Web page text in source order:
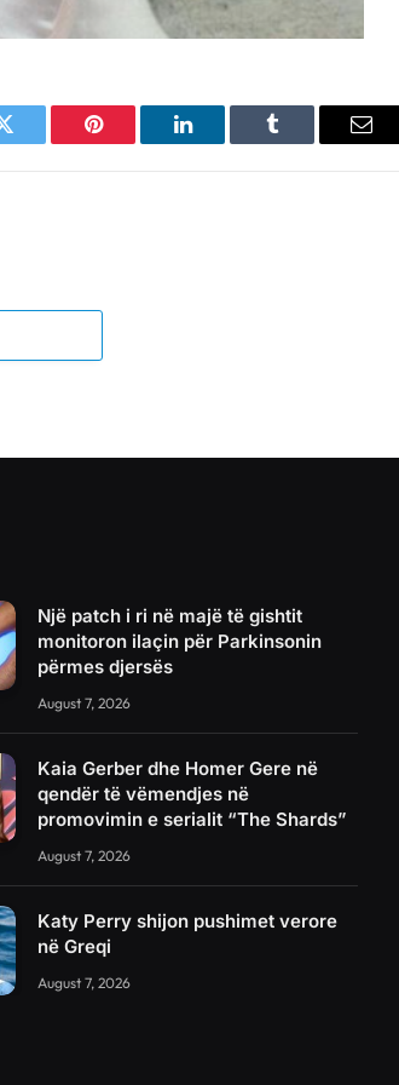
Twitter Pinterest LinkedIn Tumblr
Një patch i ri në majë të gishtit
monitoron ilaçin për Parkinsonin
përmes djersës
August 7, 2026
Kaia Gerber dhe Homer Gere në
qendër të vëmendjes në
promovimin e serialit “The Shards”
August 7, 2026
Katy Perry shijon pushimet verore
në Greqi
August 7, 2026